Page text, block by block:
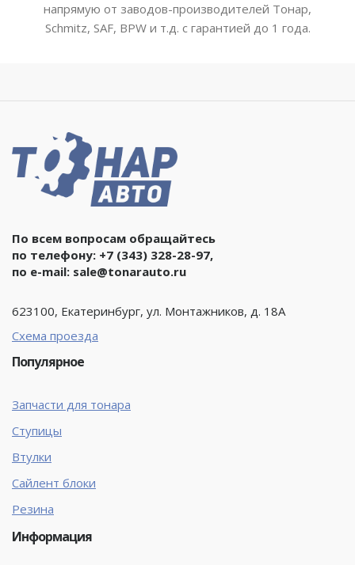
напрямую от заводов-производителей Тонар,
Schmitz, SAF, BPW и т.д. с гарантией до 1 года.
По всем вопросам обращайтесь
по телефону: +7 (343) 328-28-97,
по e-mail: sale@tonarauto.ru
623100, Екатеринбург, ул. Монтажников, д. 18А
Схема проезда
Популярное
Запчасти для тонара
Ступицы
Втулки
Сайлент блоки
Резина
Информация